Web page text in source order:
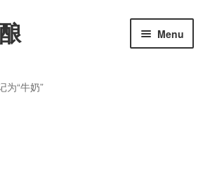
Menu
为“牛奶”